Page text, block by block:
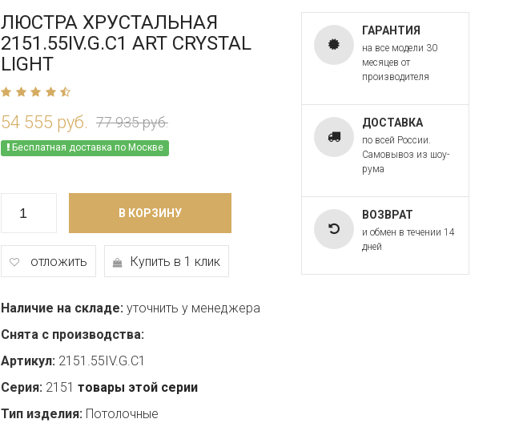
ЛЮСТРА ХРУСТАЛЬНАЯ
2151.55IV.G.C1 ART CRYSTAL
LIGHT
54 555 руб. 77 935 руб.
Бесплатная доставка по Москве
В КОРЗИНУ
отложить Купить в 1 клик
Наличие на складе: уточнить у менеджера
Снята с производства:
Артикул: 2151.55IV.G.C1
Серия: 2151 товары этой серии
Тип изделия: Потолочные
ГАРАНТИЯ
на все модели 30
месяцев от
производителя
ДОСТАВКА
по всей России.
Самовывоз из шоу-
рума
ВОЗВРАТ
и обмен в течении 14
дней